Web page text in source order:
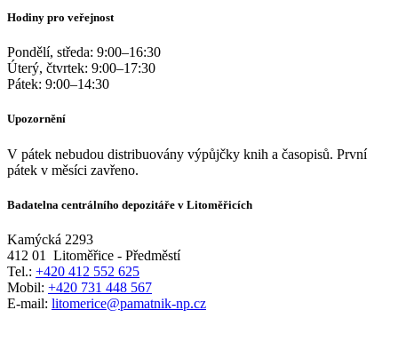
Hodiny pro veřejnost
Pondělí, středa: 9:00–16:30
Úterý, čtvrtek: 9:00–17:30
Pátek: 9:00–14:30
Upozornění
V pátek nebudou distribuovány výpůjčky knih a časopisů. První
pátek v měsíci zavřeno.
Badatelna centrálního depozitáře v Litoměřicích
Kamýcká 2293
412 01
Litoměřice - Předměstí
Tel.: +420 412 552 625
Mobil: +420 731 448 567
E-mail: litomerice@pamatnik-np.cz